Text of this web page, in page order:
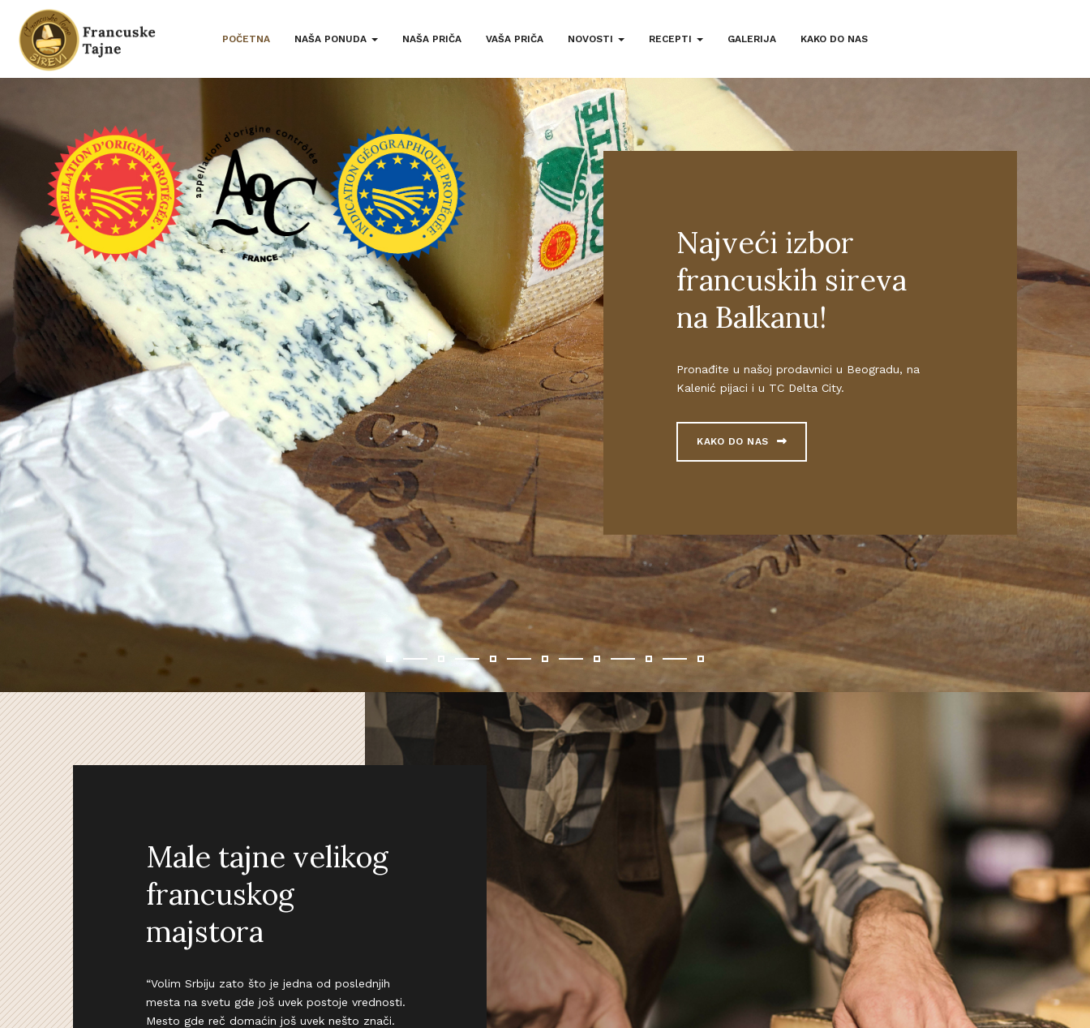
POČETNA NAŠA PONUDA NAŠA PRIČA VAŠA PRIČA NOVOSTI RECEPTI GALERIJA KAKO DO NAS
Najveći izbor
francuskih sireva
na Balkanu!
Pronađite u našoj prodavnici u Beogradu, na
Kalenić pijaci i u TC Delta City.
KAKO DO NAS
Male tajne velikog
francuskog
majstora
“Volim Srbiju zato što je jedna od poslednjih
mesta na svetu gde još uvek postoje vrednosti.
Mesto gde reč domaćin još uvek nešto znači.